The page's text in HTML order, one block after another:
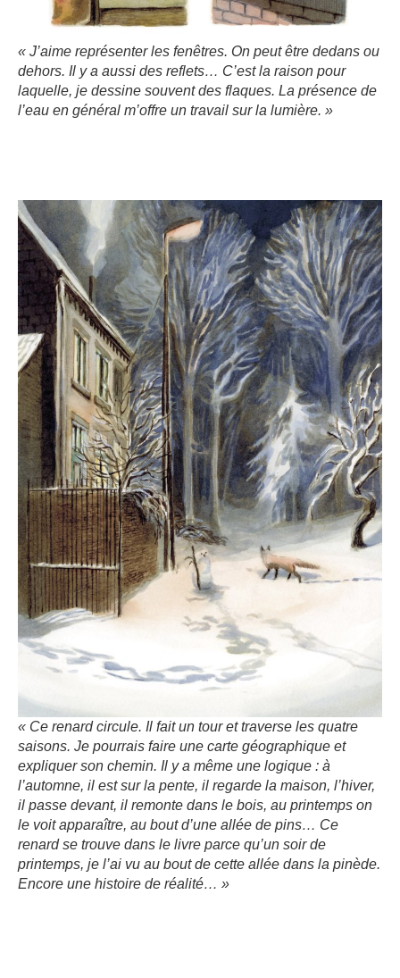
« J’aime représenter les fenêtres. On peut être dedans ou
dehors. Il y a aussi des reflets… C’est la raison pour
laquelle, je dessine souvent des flaques. La présence de
l’eau en général m’offre un travail sur la lumière. »
« Ce renard circule. Il fait un tour et traverse les quatre
saisons. Je pourrais faire une carte géographique et
expliquer son chemin. Il y a même une logique : à
l’automne, il est sur la pente, il regarde la maison, l’hiver,
il passe devant, il remonte dans le bois, au printemps on
le voit apparaître, au bout d’une allée de pins… Ce
renard se trouve dans le livre parce qu’un soir de
printemps, je l’ai vu au bout de cette allée dans la pinède.
Encore une histoire de réalité… »